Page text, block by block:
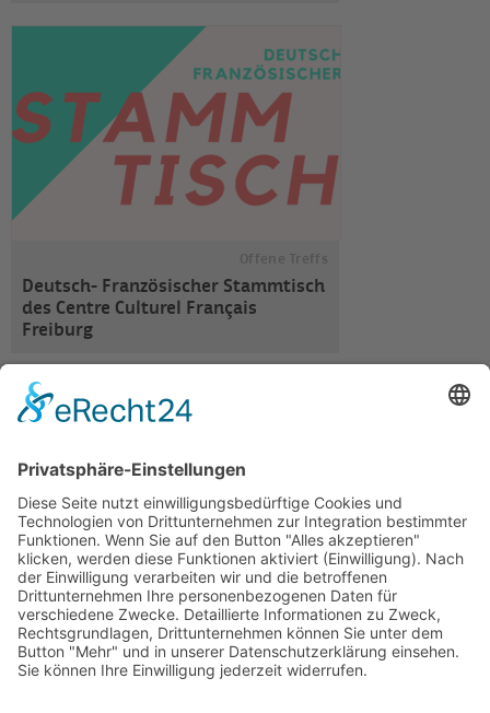
Deutsch- Französischer Stammtisch
des Centre Culturel Français
Freiburg
Sport
Combat Arnis